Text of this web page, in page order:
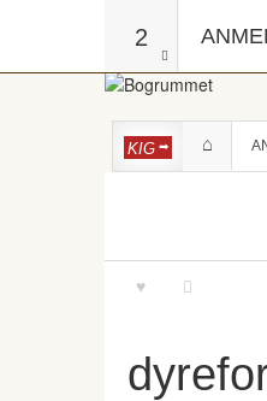
2
KIG